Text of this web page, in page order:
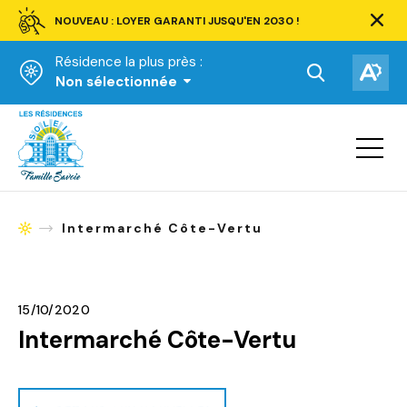
NOUVEAU : LOYER GARANTI JUSQU'EN 2030 !
barre
Résidence la plus près :
Non sélectionnée
Ouvrir
la
recherche.
la
Accueil
Ouvrir
la
AccueilIntermarché Côte-Vertu
15/10/2020
Intermarché Côte-Vertu